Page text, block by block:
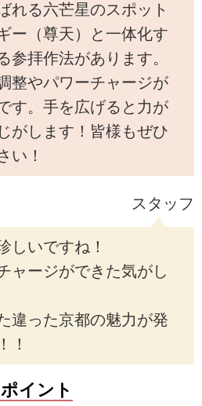
れる六芒星のスポット
ー（尊天）と一体化す
参拝作法があります。
整やパワーチャージが
す。手を広げると力が
がします！皆様もぜひ
い！
スタッフ
しいですね！
ャージができた気がし
違った京都の魅力が発
！
イント